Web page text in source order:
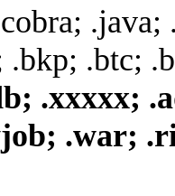
.bkp; .btc;
.xxxxx;
.war;